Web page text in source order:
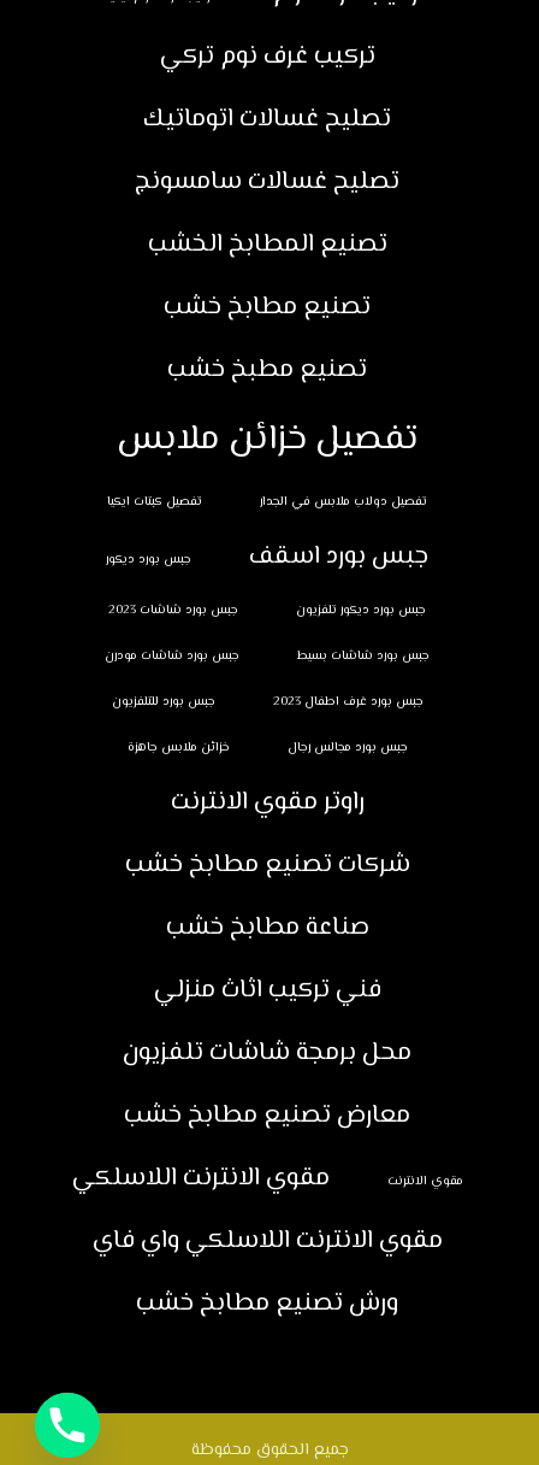
تركيب غرف نوم تركي
تصليح غسالات اتوماتيك
تصليح غسالات سامسونج
تصنيع المطابخ الخشب
تصنيع مطابخ خشب
تصنيع مطبخ خشب
تفصيل خزائن ملابس
تفصيل دولاب ملابس في الجدار تفصيل كبتات ايكيا
جبس بورد اسقف جبس بورد ديكور
جبس بورد ديكور تلفزيون جبس بورد شاشات 2023
جبس بورد شاشات بسيط جبس بورد شاشات مودرن
جبس بورد غرف اطفال 2023 جبس بورد للتلفزيون
جبس بورد مجالس رجال خزائن ملابس جاهزة
راوتر مقوي الانترنت
شركات تصنيع مطابخ خشب
صناعة مطابخ خشب
فني تركيب اثاث منزلي
محل برمجة شاشات تلفزيون
معارض تصنيع مطابخ خشب
مقوي الانترنت
مقوي الانترنت اللاسلكي
مقوي الانترنت اللاسلكي واي فاي
ورش تصنيع مطابخ خشب
جميع الحقوق محفوظة